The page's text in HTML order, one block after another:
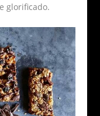
glorificado.